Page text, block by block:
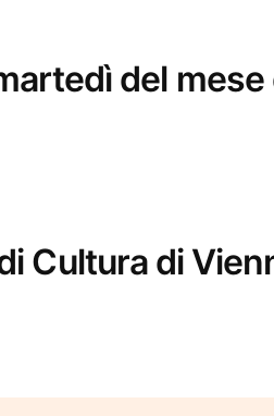
del mese
Cultura di